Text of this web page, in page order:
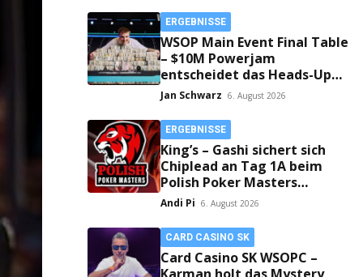
ERGEBNISSE
WSOP Main Event Final Table
– $10M Powerjam
entscheidet das Heads-Up
zwischen Jumalon und
Saaskilahti!
Jan Schwarz 6. August 2026
ERGEBNISSE
King’s – Gashi sichert sich
Chiplead an Tag 1A beim
Polish Poker Masters
Mystery Bounty!
Andi Pi 6. August 2026
CARD CASINO SK
Card Casino SK WSOPC –